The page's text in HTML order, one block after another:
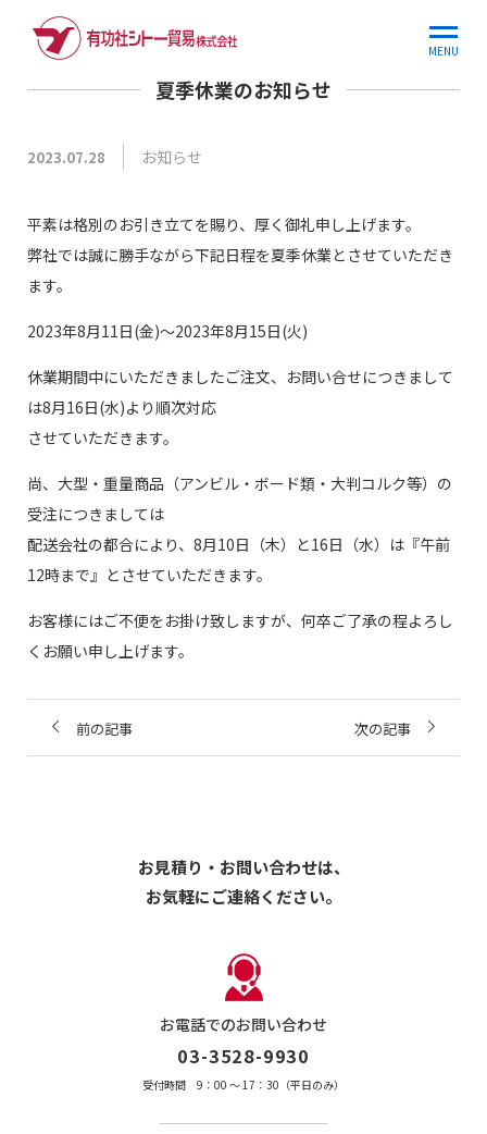
MENU
ホームお知らせ 夏季休業のお知らせ
夏季休業のお知らせ
2023.07.28 お知らせ
平素は格別のお引き立てを賜り、厚く御礼申し上げます。
弊社では誠に勝手ながら下記日程を夏季休業とさせていただき
ます。
2023年8月11日(金)～2023年8月15日(火)
休業期間中にいただきましたご注文、お問い合せにつきまして
は8月16日(水)より順次対応
させていただきます。
尚、大型・重量商品（アンビル・ボード類・大判コルク等）の
受注につきましては
配送会社の都合により、8月10日（木）と16日（水）は『午前
12時まで』とさせていただきます。
お客様にはご不便をお掛け致しますが、何卒ご了承の程よろし
くお願い申し上げます。
前の記事 次の記事
お見積り・お問い合わせは、
お気軽にご連絡ください。
お電話でのお問い合わせ
03-3528-9930
受付時間 9：00 〜 17：30（平日のみ）